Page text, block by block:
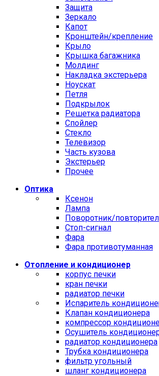
Защита
Зеркало
Капот
Кронштейн/крепление
Крыло
Крышка багажника
Молдинг
Накладка экстерьера
Ноускат
Петля
Подкрылок
Решетка радиатора
Спойлер
Стекло
Телевизор
Часть кузова
Экстерьер
Прочее
Оптика
Ксенон
Лампа
Поворотник/
Стоп-сигнал
Фара
Фара противотуманная
Отопление и кондиционер
корпус печки
кран печки
радиатор печки
Испаритель
Клапан кондиционера
компрессор
Осушитель
радиатор кондиционера
Трубка кондиционера
фильтр угольный
шланг кондиционера